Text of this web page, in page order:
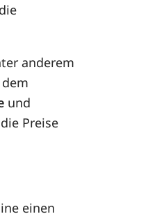
anderem
und
Preise
einen